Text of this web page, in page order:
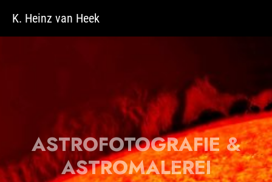
K. Heinz van Heek
ASTROFOTOGRAFIE &
ASTROMALEREI